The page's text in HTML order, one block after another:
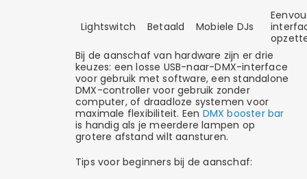
Lightswitch Betaald Mobiele DJs
Bij de aanschaf van hardware zijn er drie
keuzes: een losse USB-naar-DMX-interface
voor gebruik met software, een standalone
DMX-controller voor gebruik zonder
computer, of draadloze systemen voor
maximale flexibiliteit. Een DMX booster bar
is handig als je meerdere lampen op
grotere afstand wilt aansturen.
Tips voor beginners bij de aanschaf: